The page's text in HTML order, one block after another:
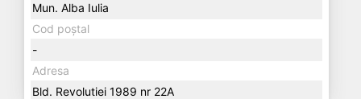
Mun. Alba Iulia
Cod poștal
-
Adresa
Bld. Revolutiei 1989 nr 22A